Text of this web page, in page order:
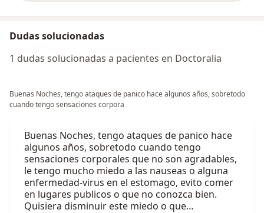
Dudas solucionadas
1 dudas solucionadas a pacientes en Doctoralia
Buenas Noches, tengo ataques de panico hace algunos años, sobretodo
cuando tengo sensaciones corpora
Buenas Noches, tengo ataques de panico hace
algunos años, sobretodo cuando tengo
sensaciones corporales que no son agradables,
le tengo mucho miedo a las nauseas o alguna
enfermedad-virus en el estomago, evito comer
en lugares publicos o que no conozca bien.
Quisiera disminuir este miedo o que…